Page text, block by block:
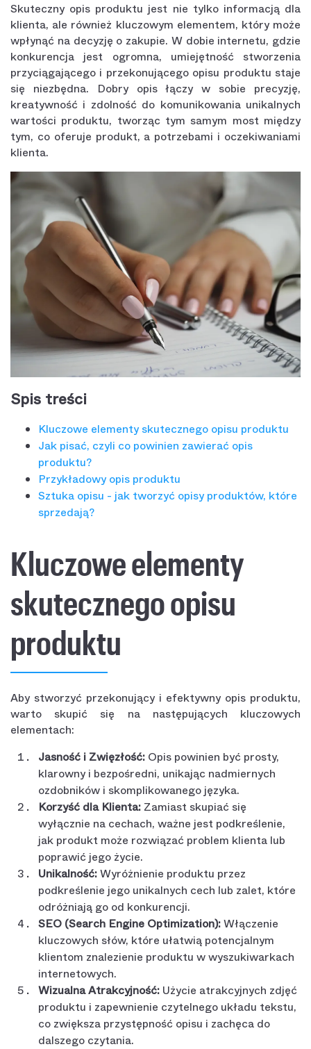
Skuteczny opis produktu jest nie tylko informacją dla
klienta, ale również kluczowym elementem, który może
wpłynąć na decyzję o zakupie. W dobie internetu, gdzie
konkurencja jest ogromna, umiejętność stworzenia
przyciągającego i przekonującego opisu produktu staje
się niezbędna. Dobry opis łączy w sobie precyzję,
kreatywność i zdolność do komunikowania unikalnych
wartości produktu, tworząc tym samym most między
tym, co oferuje produkt, a potrzebami i oczekiwaniami
klienta.
Spis treści
Kluczowe elementy skutecznego opisu produktu
Jak pisać, czyli co powinien zawierać opis
produktu?
Przykładowy opis produktu
Sztuka opisu - jak tworzyć opisy produktów, które
sprzedają?
Kluczowe elementy
skutecznego opisu
produktu
Aby stworzyć przekonujący i efektywny opis produktu,
warto skupić się na następujących kluczowych
elementach:
Jasność i Zwięzłość: Opis powinien być prosty,
klarowny i bezpośredni, unikając nadmiernych
ozdobników i skomplikowanego języka.
Korzyść dla Klienta: Zamiast skupiać się
wyłącznie na cechach, ważne jest podkreślenie,
jak produkt może rozwiązać problem klienta lub
poprawić jego życie.
Unikalność:Wyróżnienie produktu przez
podkreślenie jego unikalnych cech lub zalet, które
odróżniają go od konkurencji.
SEO (Search Engine Optimization):Włączenie
kluczowych słów, które ułatwią potencjalnym
klientom znalezienie produktu w wyszukiwarkach
internetowych.
Wizualna Atrakcyjność: Użycie atrakcyjnych zdjęć
produktu i zapewnienie czytelnego układu tekstu,
co zwiększa przystępność opisu i zachęca do
dalszego czytania.